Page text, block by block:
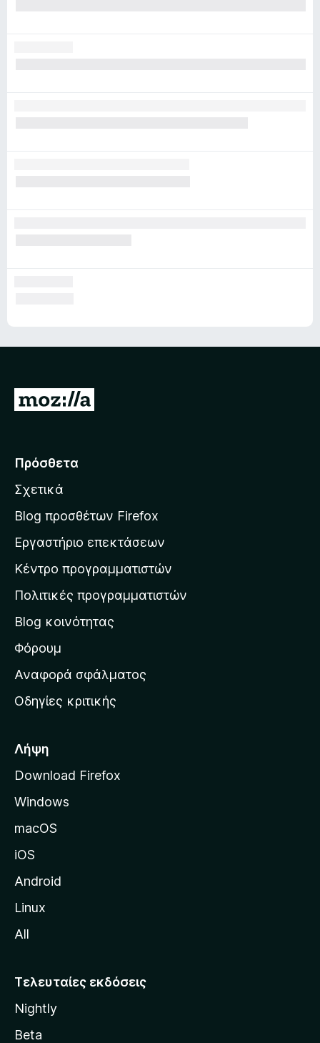
Μ
ά
α
σ
σ
τ
η
α
ρ
χ
κ
σ
λ
ί
τ
η
o
i
l
a
Πρόσθετα
Σχετικά
Blog προσθέτων Firefox
Εργαστήριο επεκτάσεων
Κέντρο προγραμματιστών
Πολιτικές προγραμματιστών
Blog κοινότητας
Φόρουμ
Αναφορά σφάλματος
Οδηγίες κριτικής
Λήψη
Download Firefox
Windows
macOS
iOS
Android
Linux
All
Τελευταίες εκδόσεις
Nightly
Beta